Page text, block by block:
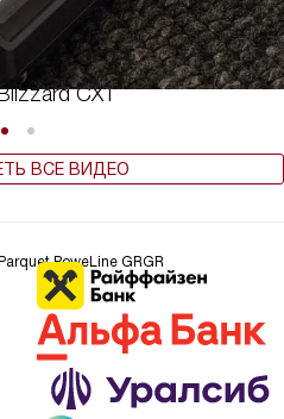
CX1
ВСЕ ВИДЕО
PoweLine GRGR